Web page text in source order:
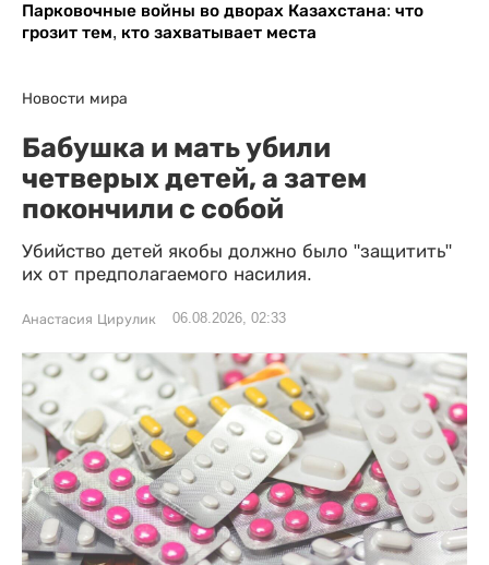
Парковочные войны во дворах Казахстана: что
грозит тем, кто захватывает места
Новости мира
Бабушка и мать убили
четверых детей, а затем
покончили с собой
Убийство детей якобы должно было "защитить"
их от предполагаемого насилия.
Анастасия Цирулик 06.08.2026, 02:33